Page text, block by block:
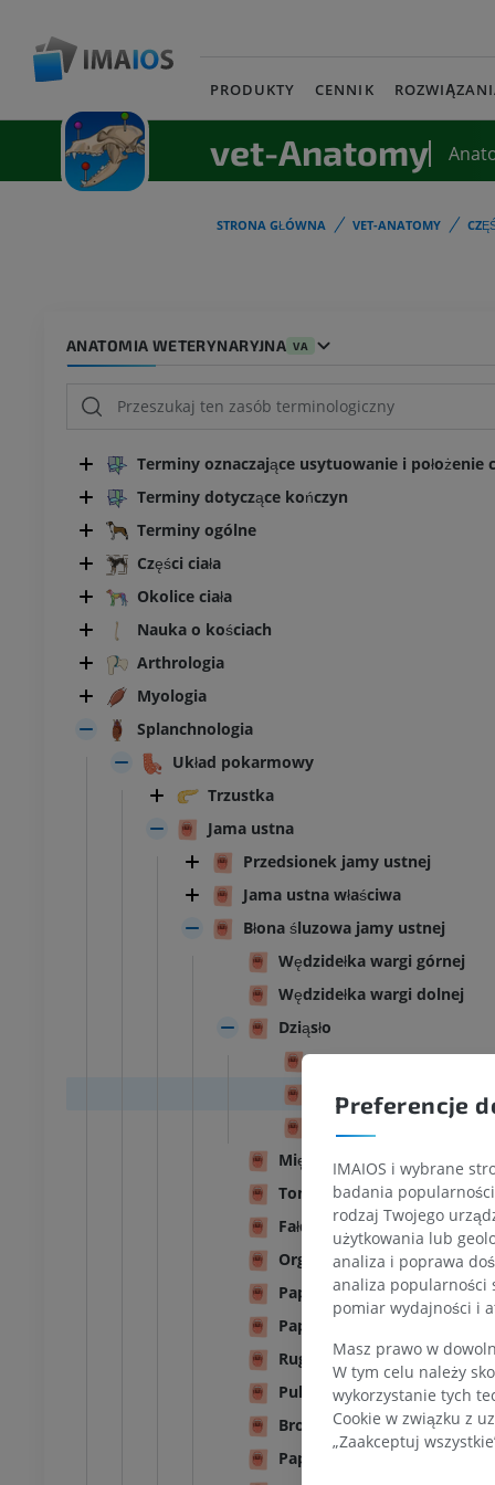
PRODUKTY CENNIK
vet-Anatomy
STRONA GŁÓWNA VET-ANATOMY
ANATOMIA WETERYNARYJNA VA
Terminy oznaczające usytuowanie i położenie
Terminy dotyczące kończyn
Terminy ogólne
Części ciała
Okolice ciała
Nauka o kościach
Arthrologia
Myologia
Splanchnologia
Układ pokarmowy
Trzustka
Jama ustna
Przedsionek jamy ustnej
Jama ustna właściwa
Błona śluzowa jamy ustnej
Wędzidełka wargi górnej
Wędzidełka wargi dolnej
Dziąsło
Brzeg dziąsłowy
Brodawki dziąsła,
Bruzda dziąsłowa;
Mięsko podjęzykowe
Tonsilla sublingualis
Fałd podjęzykowy
Organum orobasale
Papilla parotidea
Papilla zygomatica
Rugae palatinae
Pulvinus dentalis
Brodawka przysieczna
Papillae labiales
Bydło - Ogólna anatomia
Ilustracje
ZA DARMO
Bydło - Osteologia
Ilustracje
PREMIUM
Preferencje
IMAIOS i wybrane
badania
rodzaj Twojego
użytkowania lub
analiza i poprawa
analiza popularności
pomiar wydajności i
Masz prawo w
W tym celu należy
wykorzystanie tych
Cookie w związku z
„Zaakceptuj